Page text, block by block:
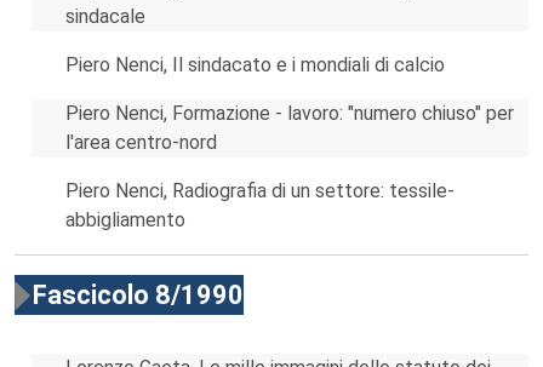
sindacale
Piero Nenci, Il sindacato e i mondiali di calcio
Piero Nenci, Formazione - lavoro: "numero chiuso" per
l'area centro-nord
Piero Nenci, Radiografia di un settore: tessile-
abbigliamento
Fascicolo 8/1990